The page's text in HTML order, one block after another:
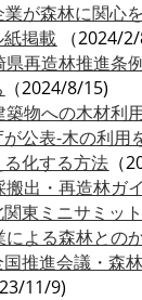
業が森林に関心
紙掲載 （2024/
県再造林推進条
（2024/8/15)
築物への木材利
公表-木の利用
化する方法 （
搬出・再造林ガ
東ミニサミッ
による森林との
推進会議・森
11/9)